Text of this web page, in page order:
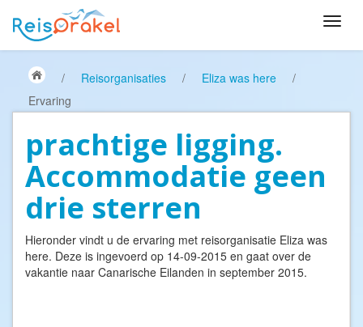
/ Reisorganisaties / Eliza was here
/
Ervaring
prachtige ligging.
Accommodatie geen
drie sterren
Hieronder vindt u de ervaring met reisorganisatie Eliza was
here. Deze is ingevoerd op 14-09-2015 en gaat over de
vakantie naar Canarische Eilanden in september 2015.